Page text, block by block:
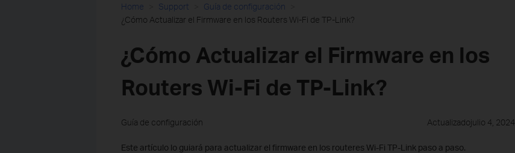
Home Support
Guía de configuración
¿Cómo Actualizar el Firmware en los Routers Wi-Fi de TP-Link?
¿Cómo Actualizar el Firmware en los
Routers Wi-Fi de TP-Link?
Guía de configuración Actualizadojulio 4, 2024
Este artículo lo guiará para actualizar el firmware en los routeres Wi-Fi TP-Link paso a paso.